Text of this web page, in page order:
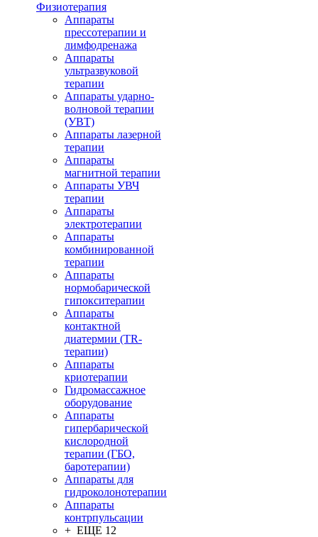
Физиотерапия
Аппараты
прессотерапии и
лимфодренажа
Аппараты
ультразвуковой
терапии
Аппараты ударно-
волновой терапии
(УВТ)
Аппараты лазерной
терапии
Аппараты
магнитной терапии
Аппараты УВЧ
терапии
Аппараты
электротерапии
Аппараты
комбинированной
терапии
Аппараты
нормобарической
гипокситерапии
Аппараты
контактной
диатермии (TR-
терапии)
Аппараты
криотерапии
Гидромассажное
оборудование
Аппараты
гипербарической
кислородной
терапии (ГБО,
баротерапии)
Аппараты для
гидроколонотерапии
Аппараты
контрпульсации
+ ЕЩЕ 12